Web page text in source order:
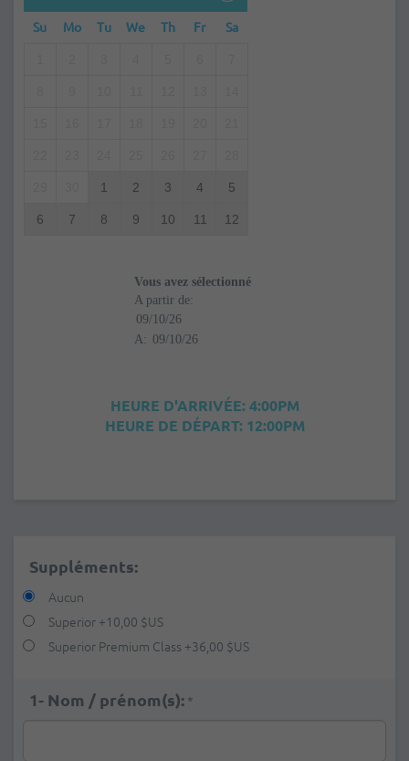
Su Mo Tu We Th Fr Sa
1 2 3 4 5
6 7 8 9 10 11 12
Vous avez sélectionné
A partir de:
A:
HEURE D'ARRIVÉE: 4:00PM
HEURE DE DÉPART: 12:00PM
Suppléments:
Aucun
Superior +10,00 $US
Superior Premium Class +36,00 $US
1- Nom / prénom(s): *